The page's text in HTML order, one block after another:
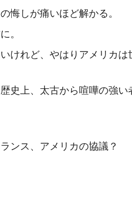
悔しが痛いほど解かる。
。
けれど、やはりアメリカ
史上、太古から喧嘩の強
ンス、アメリカの協議？